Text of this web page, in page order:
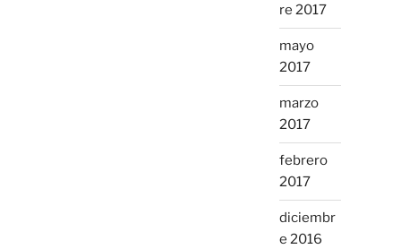
re 2017
mayo
2017
marzo
2017
febrero
2017
diciembr
e 2016